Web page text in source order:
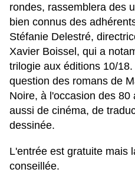
rondes, rassemblera des
bien connus des
Stéfanie Delestré,
Xavier Boissel, qui a
trilogie aux éditions 10/
question des romans de
Noire, à l'occasion des
aussi de cinéma, de
dessinée.
L'entrée est gratuite mais
conseillée.